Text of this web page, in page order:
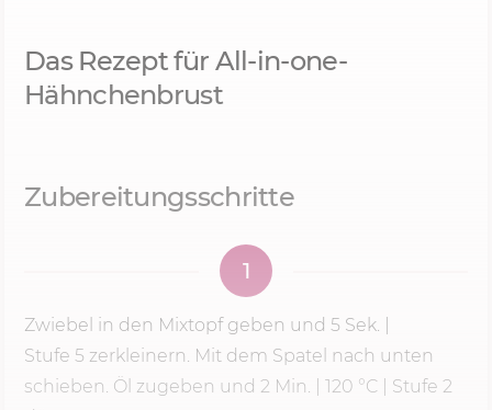
Das Rezept für All-in-one-
Hähnchenbrust
Zubereitungsschritte
1
Zwiebel in den Mixtopf geben und 5 Sek.
Stufe 5 zerkleinern. Mit dem Spatel nach unten
schieben. Öl zugeben und 2 Min. 120 °C | Stufe 2